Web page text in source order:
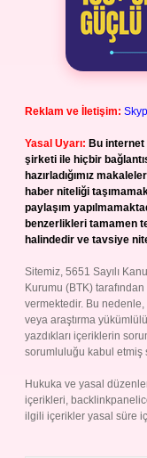
Reklam ve İletişim:
Yasal Uyarı: Bu
şirketi ile hiçbir
hazırladığımız
haber niteliği
paylaşım
benzerlikleri tamamen
halindedir ve tavsiye
Sitemiz, 5651 Sayılı
Kurumu (BTK)
vermektedir. Bu
veya araştırma
yazdıkları içeriklerin
sorumluluğu kabul etmiş
Hukuka ve yasal
içerikleri,
ilgili içerikler yasal süre